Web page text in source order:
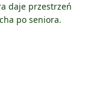
daje przestrzeń
po seniora.